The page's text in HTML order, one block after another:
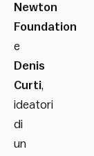
Newton
Foundation
e
Denis
Curti,
ideatori
di
un